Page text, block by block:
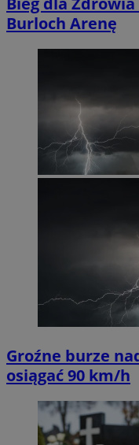
Burloch Arenę
Groźne burze
osiągać 90 km/h